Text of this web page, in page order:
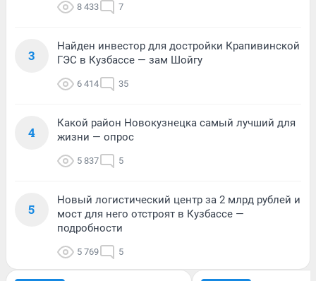
8 433 7
3
Найден инвестор для достройки Крапивинской
ГЭС в Кузбассе — зам Шойгу
6 414 35
4
Какой район Новокузнецка самый лучший для
жизни — опрос
5 837 5
5
Новый логистический центр за 2 млрд рублей и
мост для него отстроят в Кузбассе —
подробности
5 769 5